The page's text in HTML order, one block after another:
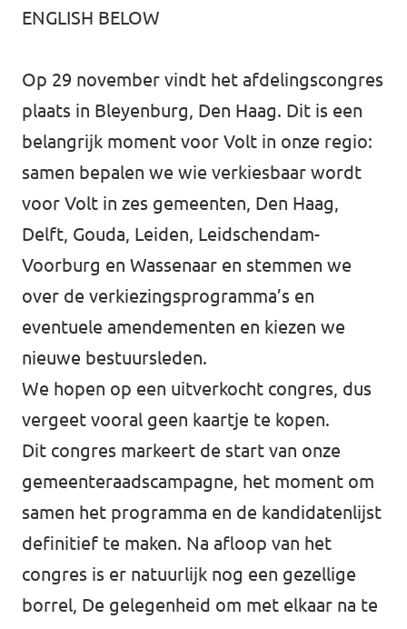
Contact
Sprekersaanvraag
Volt There - Buitenlandstichting Volt
Charge - Wetenschappelijk Platform Volt
ENGLISH BELOW
Op 29 november vindt het afdelingscongres
plaats in Bleyenburg, Den Haag. Dit is een
belangrijk moment voor Volt in onze regio:
samen bepalen we wie verkiesbaar wordt
voor Volt in zes gemeenten, Den Haag,
Delft, Gouda, Leiden, Leidschendam-
Voorburg en Wassenaar en stemmen we
over de verkiezingsprogramma’s en
eventuele amendementen en kiezen we
nieuwe bestuursleden.
We hopen op een uitverkocht congres, dus
vergeet vooral geen kaartje te kopen.
Dit congres markeert de start van onze
gemeenteraads­campagne, het moment om
samen het programma en de kandidatenlijst
definitief te maken. Na afloop van het
congres is er natuurlijk nog een gezellige
borrel, De gelegenheid om met elkaar na te